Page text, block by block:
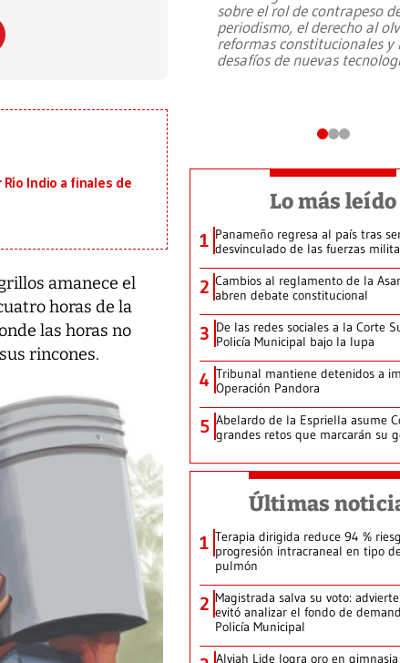
Río Indio a finales de
amanece el
horas de la
las horas no
rincones.
gran
sobre el rol de contrapeso
periodismo, el derecho al
reformas constitucionales y
desafíos de nuevas
Lo más leído
1 Panameño regresa al país tras
desvinculado de las fuerzas
2 Cambios al reglamento de la
abren debate constitucional
3 De las redes sociales a la Corte
Policía Municipal bajo la lupa
4 Tribunal mantiene detenidos a
Operación Pandora
5 Abelardo de la Espriella asume
grandes retos que marcarán su
Últimas
1 Terapia dirigida reduce 94 %
progresión intracraneal en tipo
pulmón
2 Magistrada salva su voto:
evitó analizar el fondo de
Policía Municipal
Alyiah Lide logra oro en